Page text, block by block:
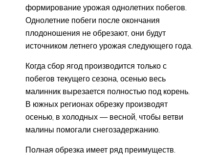
формирование урожая однолетних побегов.
Однолетние побеги после окончания
плодоношения не обрезают, они будут
источником летнего урожая следующего года.
Когда сбор ягод производится только с
побегов текущего сезона, осенью весь
малинник вырезается полностью под корень.
В южных регионах обрезку производят
осенью, в холодных — весной, чтобы ветви
малины помогали снегозадержанию.
Полная обрезка имеет ряд преимуществ.